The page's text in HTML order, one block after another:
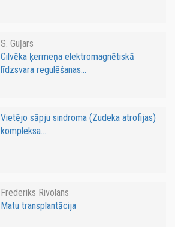
S. Guļars
Cilvēka ķermeņa elektromagnētiskā
līdzsvara regulēšanas...
Vietējo sāpju sindroma (Zudeka atrofijas)
kompleksa...
Frederiks Rivolans
Matu transplantācija